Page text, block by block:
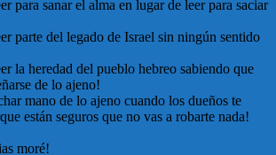
para sanar el alma en lugar de leer para saciar
parte del legado de Israel sin ningún sentido
la heredad del pueblo hebreo sabiendo que
de lo ajeno!
mano de lo ajeno cuando los dueños te
están seguros que no vas a robarte nada!
moré!